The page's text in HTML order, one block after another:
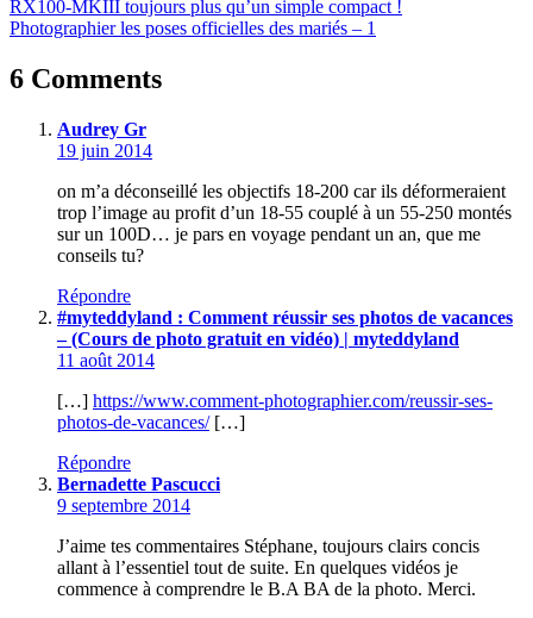
RX100-MKIII toujours plus qu’un simple compact !
Photographier les poses officielles des mariés – 1
6 Comments
Audrey Gr
19 juin 2014
on m’a déconseillé les objectifs 18-200 car ils déformeraient
trop l’image au profit d’un 18-55 couplé à un 55-250 montés
sur un 100D… je pars en voyage pendant un an, que me
conseils tu?
Répondre
#myteddyland : Comment réussir ses photos de vacances
– (Cours de photo gratuit en vidéo) | myteddyland
11 août 2014
[…] https://www.comment-photographier.com/reussir-ses-
photos-de-vacances/[…]
Répondre
Bernadette Pascucci
9 septembre 2014
J’aime tes commentaires Stéphane, toujours clairs concis
allant à l’essentiel tout de suite. En quelques vidéos je
commence à comprendre le B.A BA de la photo. Merci.